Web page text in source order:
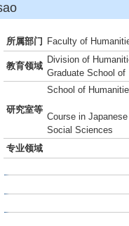
所属部门 Faculty of
教育领域
Division of
Graduate School
研究室等
School of
Course in
Social Sciences
专业领域